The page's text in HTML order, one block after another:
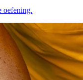
oefening.